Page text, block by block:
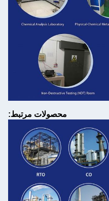
محصولات مرتبط: